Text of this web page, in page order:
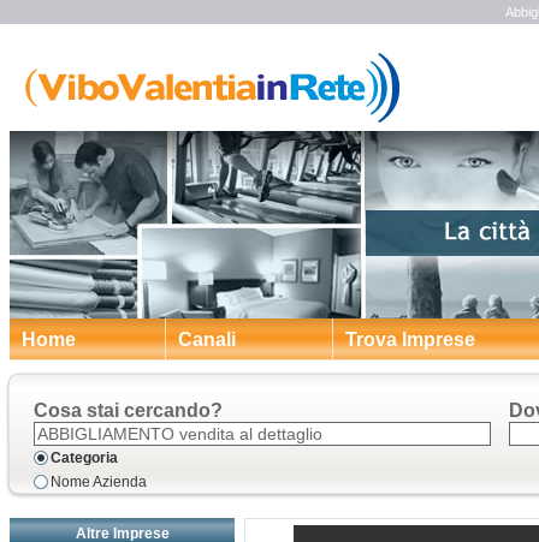
Home Canali Trova Imprese
Cosa stai cercando?
Categoria
Nome Azienda
Altre Imprese